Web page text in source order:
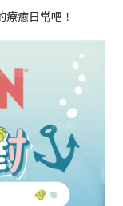
癒日常吧！